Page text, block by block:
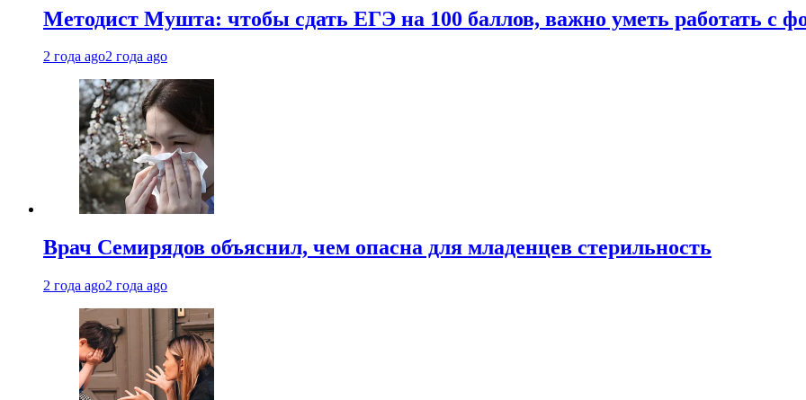
Методист Мушта: чтобы сдать ЕГЭ на 100 баллов, важно уметь работать с
2 года ago2 года ago
Врач Семирядов объяснил, чем опасна для младенцев стерильность
2 года ago2 года ago